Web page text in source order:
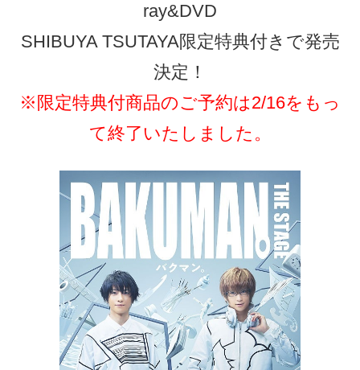
ray&DVD
SHIBUYA TSUTAYA限定特典付きで発売
決定！
※限定特典付商品のご予約は2/16をもっ
て終了いたしました。